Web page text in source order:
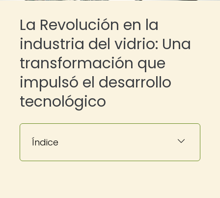
La Revolución en la
industria del vidrio: Una
transformación que
impulsó el desarrollo
tecnológico
Índice